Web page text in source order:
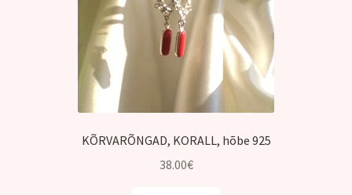
KÕRVARÕNGAD, KORALL, hõbe 925
38.00€